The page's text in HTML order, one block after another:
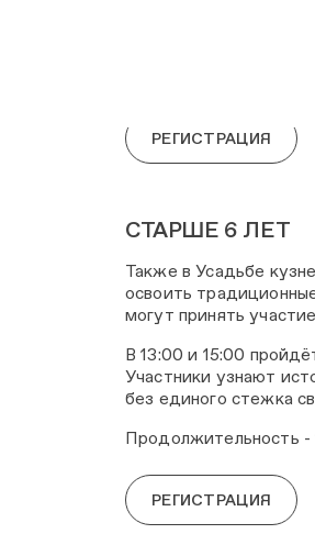
узнают закулисные
Начало программы в
коломенского
РЕГИСТРАЦИЯ
СТАРШЕ 6 ЛЕТ
Также в Усадьбе
освоить
могут принять
В 13:00 и 15:00
Участники узнают
без единого стежка
Продолжительность -
РЕГИСТРАЦИЯ